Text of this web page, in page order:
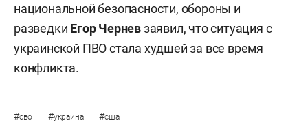
национальной безопасности, обороны и
разведки Егор Черневзаявил, что ситуация с
украинской ПВО стала худшей за все время
конфликта.
#сво #украина #сша